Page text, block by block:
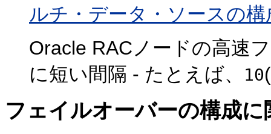
ルチ・データ・ソースの構
Oracle RACノードの高速
に短い間隔 - たとえば、
10
フェイルオーバーの構成